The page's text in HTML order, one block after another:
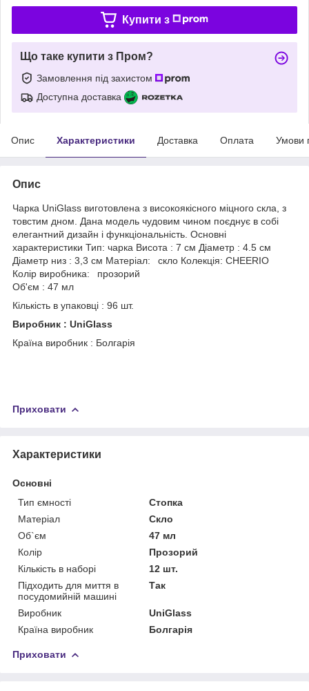
Купити з
Що таке купити з Пром?
Замовлення під захистом
Доступна доставка
Опис Характеристики Доставка Оплата Умови
Опис
Чарка UniGlass виготовлена з високоякісного міцного скла, з
товстим дном. Дана модель чудовим чином поєднує в собі
елегантний дизайн і функціональність. Основні
характеристики Тип: чарка Висота : 7 см Діаметр : 4.5 см
Діаметр низ : 3,3 см Матеріал: скло Колекція: CHEERIO
Колір виробника: прозорий
Об'єм : 47 мл
Кількість в упаковці : 96 шт.
Виробник : UniGlass
Країна виробник : Болгарія
Приховати
Характеристики
Основні
Тип ємності
Стопка
Матеріал
Скло
Об`єм
47 мл
Колір
Прозорий
Кількість в наборі
12 шт.
Підходить для миття в
посудомийній машині
Так
Виробник
UniGlass
Країна виробник
Болгарія
Приховати